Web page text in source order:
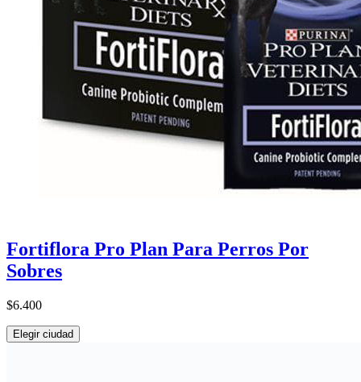
Fortiflora Pro Plan Para Perros Por
Sobres
$6.400
Elegir ciudad